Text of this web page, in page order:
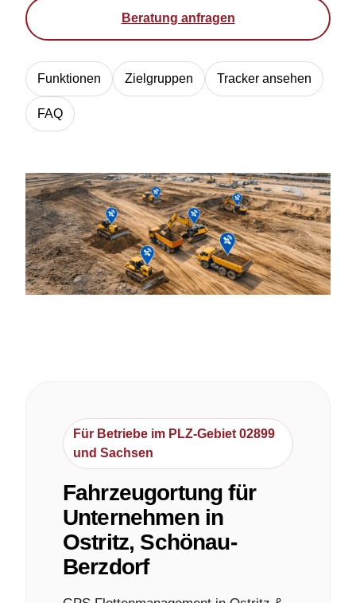
Beratung anfragen
Funktionen Zielgruppen Tracker ansehen
FAQ
Für Betriebe im PLZ-Gebiet 02899
und Sachsen
Fahrzeugortung für
Unternehmen in
Ostritz, Schönau-
Berzdorf